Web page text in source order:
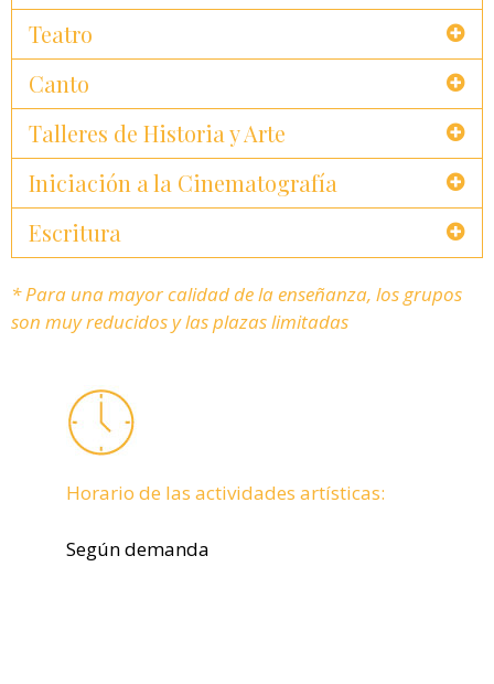
Teatro
Canto
Talleres de Historia y Arte
Iniciación a la Cinematografía
Escritura
* Para una mayor calidad de la enseñanza, los grupos
son muy reducidos y las plazas limitadas
Horario de las actividades artísticas:
Según demanda